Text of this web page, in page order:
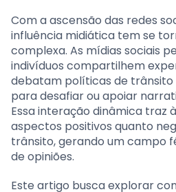
Com a ascensão das redes
influência midiática tem se
complexa. As mídias sociais
indivíduos compartilhem
debatam políticas de
para desafiar ou apoiar
Essa interação dinâmica traz
aspectos positivos quanto
trânsito, gerando um campo
de opiniões.
Este artigo busca explorar